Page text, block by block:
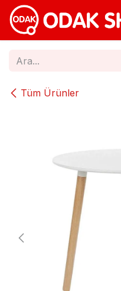
İçereği Atla
Tüm Ürünler